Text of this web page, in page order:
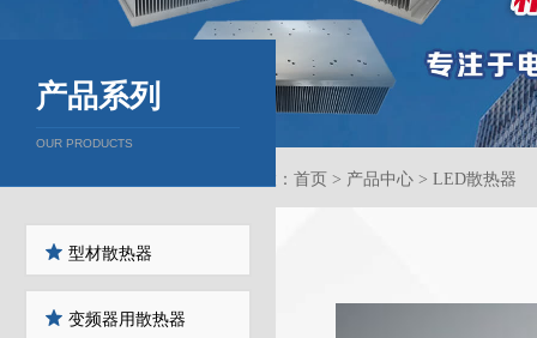
当前位置：首页 > 产品中心 > LED散热器
产品系列
OUR PRODUCTS
型材散热器
变频器用散热器